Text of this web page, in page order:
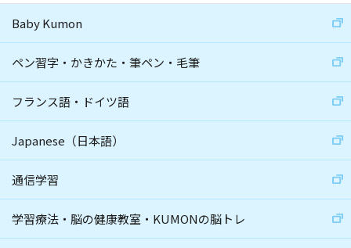
Baby Kumon
ペン習字・かきかた・筆ペン・毛筆
フランス語・ドイツ語
Japanese（日本語）
通信学習
学習療法・脳の健康教室・KUMONの脳トレ